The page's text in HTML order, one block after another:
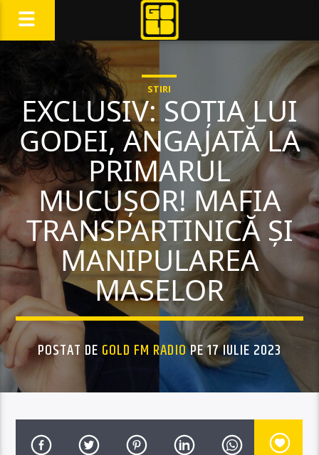
STIRI
EXCLUSIV: SOȚIA LUI
GODEI, ANGAJATĂ LA
PRIMARUL
MUCUȘOR! MAFIA
TRANSPARTINICĂ ȘI
MANIPULAREA
MASELOR
POSTAT DE GOLD FM RADIOPE 17 IULIE 2023